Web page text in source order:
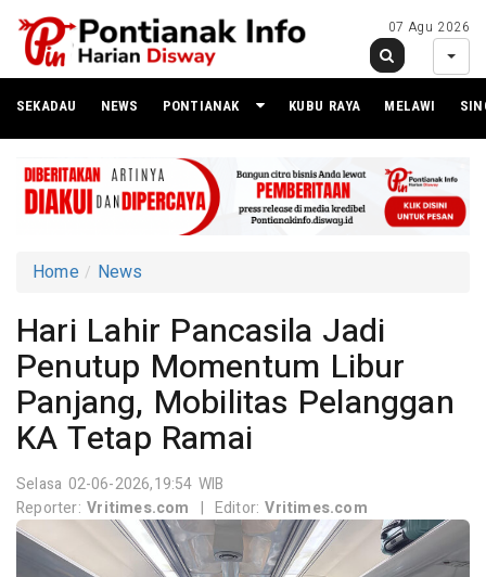
07 Agu 2026
SEKADAU NEWS PONTIANAK KUBU RAYA MELAWI
Home News
Hari Lahir Pancasila Jadi
Penutup Momentum Libur
Panjang, Mobilitas Pelanggan
KA Tetap Ramai
Selasa 02-06-2026,19:54 WIB
Reporter:Vritimes.com | Editor:Vritimes.com